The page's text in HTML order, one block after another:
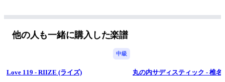
他の人も一緒に購入した楽譜
中級
Love 119 - RIIZE (ライズ) 丸の内サディスティック - 椎名